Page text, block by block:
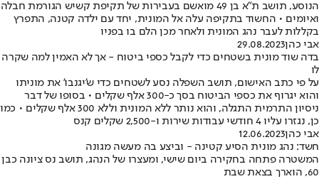
הנוסע, תושב ת"א בן 49 מואשם בעבירות של תקיפת קשיש הגורמת חבלה
ואיומים • החשוד בתקיפה עלה אל המונית, יחד עם ילדה קטנה, התפרץ
בקללות לעבר נהג המונית ולאחר מכן הלם בו בפניו
אבי כהן29.08.2023
בדה שוד מונית בשטחים כדי לקבל כספי ביטוח - אך לא האמין למה שקרה
לו
על פי כתב האישום, תושב השפלה נסע לשטחים כדי ש'יגנבו' את מוניתו
והוא יגרוף את כספי הביטוח בסך כ-300 אלף שקלים • בסופו של דבר
ניסיון התרמית התגלה, והוא נותר ללא המונית וללא 300 אלף שקלים • כמו
כן, נגזרו עליו 4 חודשי עבודות שירות ו-2,500 שקלים קנס
אבי כהן12.06.2023
חשד: נהג מונית הסיע קטינה - וביצע בה מעשה מגונה
המשטרה פתחה בחקירה ביום שישי, ומעצרו של הנהג, תושב נס ציונה כבן
60, הוארך בצאת שבת